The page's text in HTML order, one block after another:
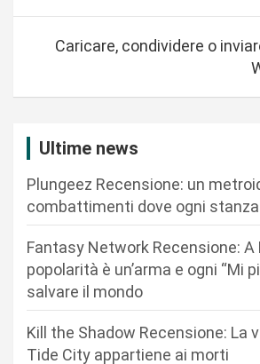
a
Caricare, condividere o
Ultime news
Plungeez Recensione: un
combattimenti dove ogni
Fantasy Network Recensione: A
popolarità è un’arma e ogni “Mi
salvare il mondo
Kill the Shadow Recensione: La
Tide City appartiene ai morti